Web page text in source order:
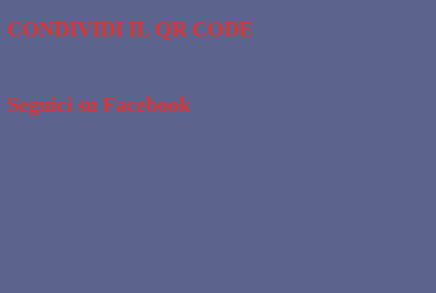
CONDIVIDI IL QR CODE
Seguici su Facebook